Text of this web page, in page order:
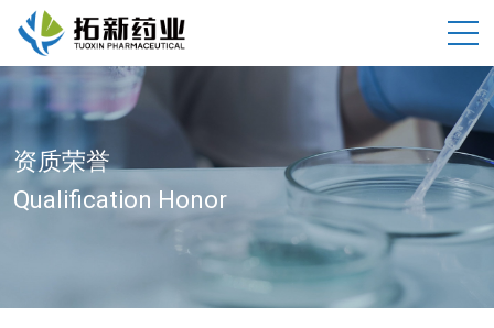
资质荣誉
Qualification Honor